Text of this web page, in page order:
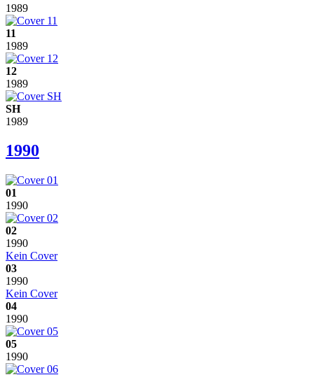
1989
11
1989
12
1989
SH
1989
1990
01
1990
02
1990
Kein Cover
03
1990
Kein Cover
04
1990
05
1990